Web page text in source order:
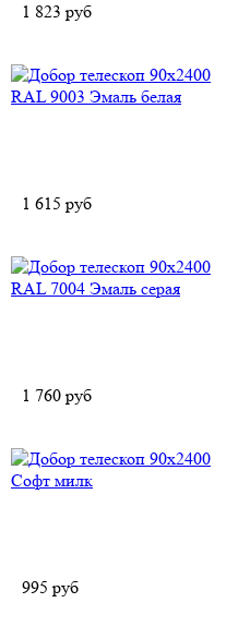
1 823 руб
1 615 руб
1 760 руб
995 руб